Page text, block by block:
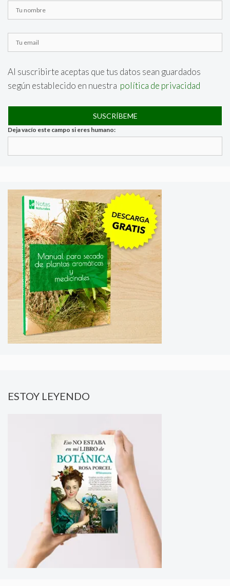
Al suscribirte aceptas que tus datos sean guardados
según establecido en nuestra política de privacidad
Deja vacío este campo si eres humano:
ESTOY LEYENDO